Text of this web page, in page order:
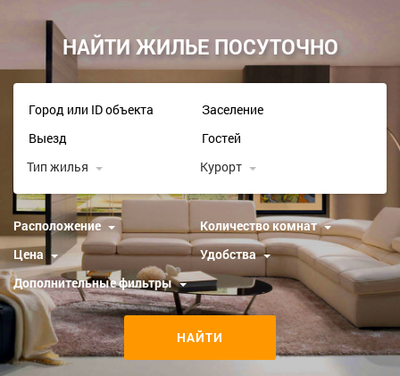
НАЙТИ ЖИЛЬЕ ПОСУТОЧНО
Тип жилья Курорт
Расположение
Количество комнат
Цена
Удобства
Дополнительные фильтры
НАЙТИ